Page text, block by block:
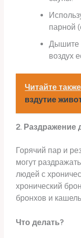
парной
Дышите
воздух
Читайте также
вздутие
2. Раздражение
Горячий пар и
могут
людей с
хронический
бронхов и
Что делать?